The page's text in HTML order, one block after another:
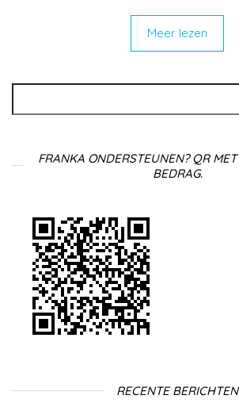
Meer lezen
FRANKA ONDERSTEUNEN? QR
BEDRAG.
RECENTE BERICHTEN